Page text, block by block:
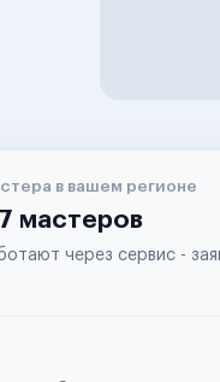
в вашем регионе
мастеров
через сервис -